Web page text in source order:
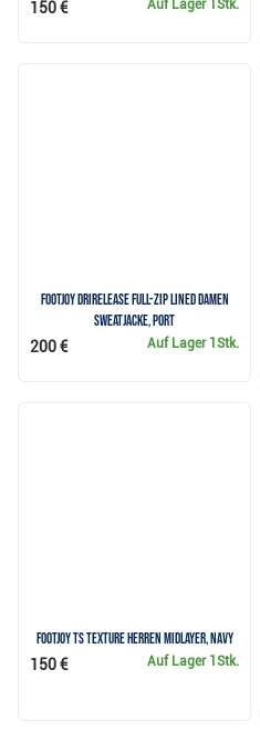
Auf Lager 1Stk.
150 €
FootJoy drirelease Full-Zip Lined Damen
Sweatjacke, port
Auf Lager 1Stk.
200 €
FootJoy TS Texture Herren Midlayer, Navy
Auf Lager 1Stk.
150 €